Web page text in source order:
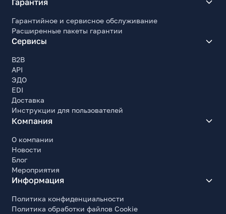
Гарантийное и сервисное обслуживание
Расширенные пакеты гарантии
Сервисы
B2B
API
ЭДО
EDI
Доставка
Инструкции для пользователей
Компания
О компании
Новости
Блог
Мероприятия
Информация
Политика конфиденциальности
Политика обработки файлов Cookie